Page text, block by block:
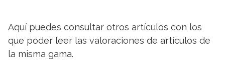
Aquí puedes consultar otros artículos con los
que poder leer las valoraciones de artículos de
la misma gama.